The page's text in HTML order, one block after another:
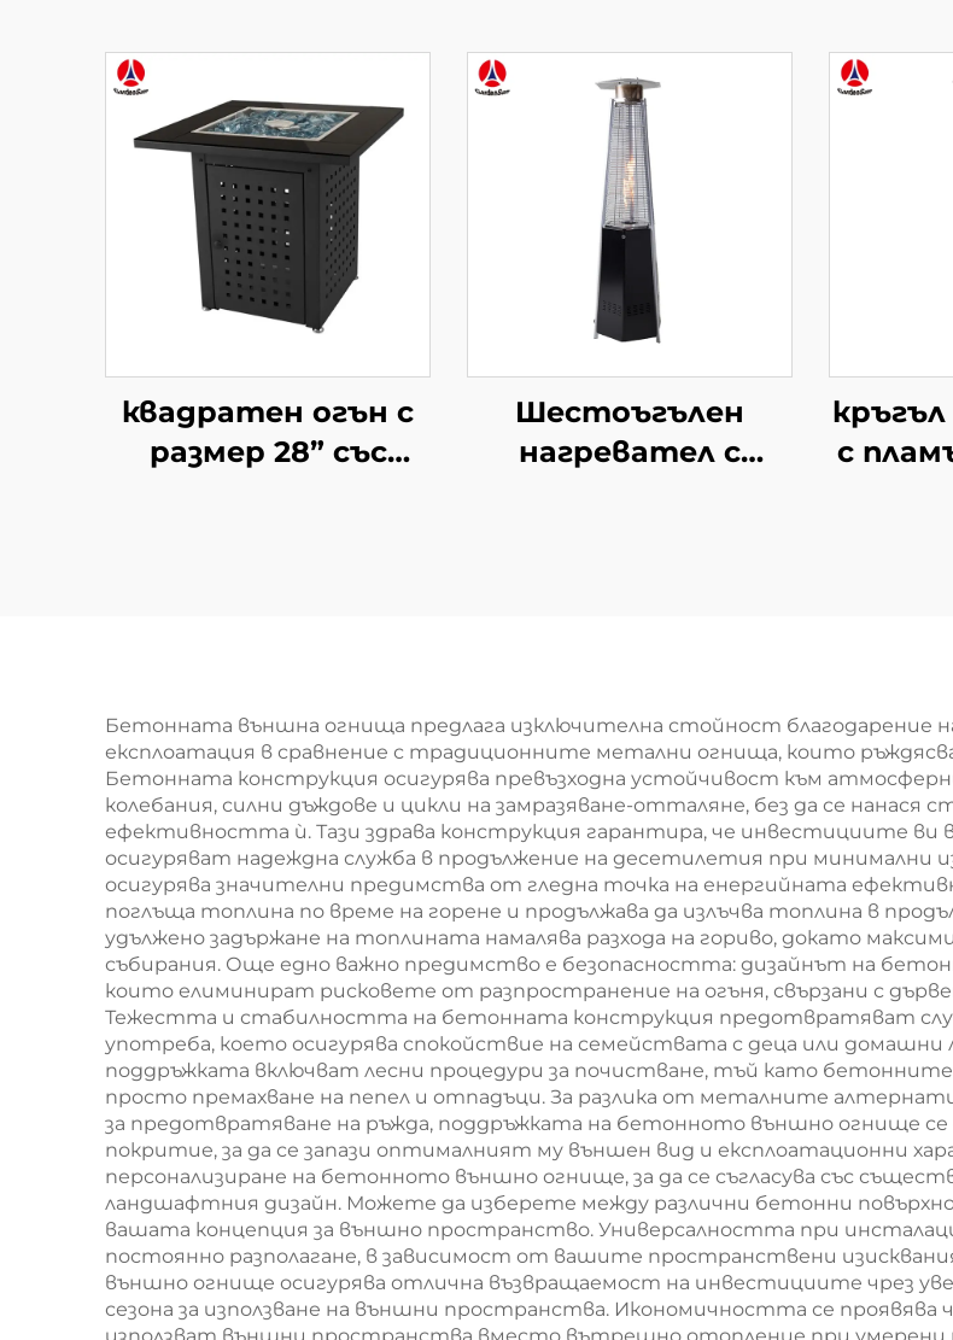
квадратен огън с
размер 28” със
Шестоъгълен
нагревател с
с
Бетонната външна огнища предлага изключителна стойност благодарение
експлоатация в сравнение с традиционните метални огнища, които
Бетонната конструкция осигурява превъзходна устойчивост към
колебания, силни дъждове и цикли на замразяване-отталяне, без да се нанася
ефективността ѝ. Тази здрава конструкция гарантира, че инвестициите
осигуряват надеждна служба в продължение на десетилетия при минимални
осигурява значителни предимства от гледна точка на енергийната
поглъща топлина по време на горене и продължава да излъчва топлина в
удължено задържане на топлината намалява разхода на гориво, докато
събирания. Още едно важно предимство е безопасността: дизайнът на
които елиминират рисковете от разпространение на огъня, свързани с
Тежестта и стабилността на бетонната конструкция предотвратяват
употреба, което осигурява спокойствие на семействата с деца или
поддръжката включват лесни процедури за почистване, тъй като
просто премахване на пепел и отпадъци. За разлика от металните
за предотвратяване на ръжда, поддръжката на бетонното външно огнище
покритие, за да се запази оптималният му външен вид и експлоатационни
персонализиране на бетонното външно огнище, за да се съгласува със
ландшафтния дизайн. Можете да изберете между различни бетонни
вашата концепция за външно пространство. Универсалността при
постоянно разполагане, в зависимост от вашите пространствени
външно огнище осигурява отлична възвращаемост на инвестициите чрез
сезона за използване на външни пространства. Икономичността се проявява